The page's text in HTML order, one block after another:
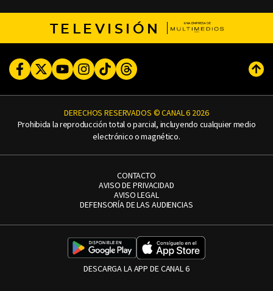
TELEVISIÓN
FacebookTwitterYoutubeInstagram
TikTokThreads
DERECHOS RESERVADOS © CANAL 6 2026
Prohibida la reproducción total o parcial, incluyendo cualquier medio
electrónico o magnético.
CONTACTO
AVISO DE PRIVACIDAD
AVISO LEGAL
DEFENSORÍA DE LAS AUDIENCIAS
DESCARGA LA APP DE CANAL 6